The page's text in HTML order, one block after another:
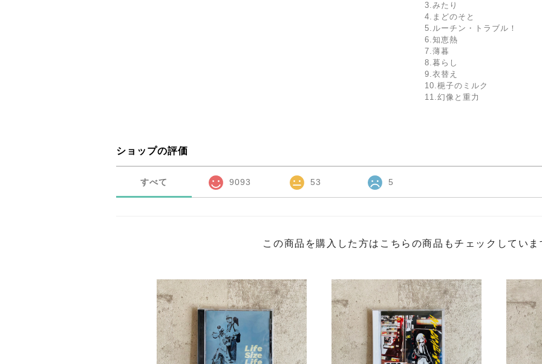
3.みたり
4.まどのそと
5.ルーチン・トラブル！
6.知恵熱
7.薄暮
8.暮らし
9.衣替え
10.梔子のミルク
11.幻像と重力
ショップの評価
すべて 9093 53 5
この商品を購入した方はこちらの商品もチェックしていま